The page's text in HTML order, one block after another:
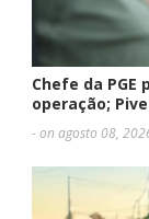
Chefe da
operação;
- on agosto 08,